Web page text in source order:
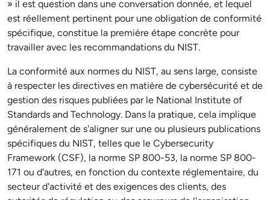
» il est question dans une conversation donnée, et lequel
est réellement pertinent pour une obligation de conformité
spécifique, constitue la première étape concrète pour
travailler avec les recommandations du NIST.
La conformité aux normes du NIST, au sens large, consiste
à respecter les directives en matière de cybersécurité et de
gestion des risques publiées par le National Institute of
Standards and Technology. Dans la pratique, cela implique
généralement de s'aligner sur une ou plusieurs publications
spécifiques du NIST, telles que le Cybersecurity
Framework (CSF), la norme SP 800-53, la norme SP 800-
171 ou d'autres, en fonction du contexte réglementaire, du
secteur d'activité et des exigences des clients, des